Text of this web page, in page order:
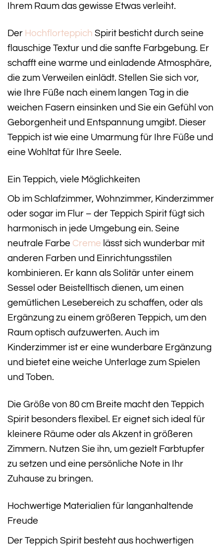
Ihrem Raum das gewisse Etwas verleiht.
Der Hochflorteppich Spirit besticht durch seine
flauschige Textur und die sanfte Farbgebung. Er
schafft eine warme und einladende Atmosphäre,
die zum Verweilen einlädt. Stellen Sie sich vor,
wie Ihre Füße nach einem langen Tag in die
weichen Fasern einsinken und Sie ein Gefühl von
Geborgenheit und Entspannung umgibt. Dieser
Teppich ist wie eine Umarmung für Ihre Füße und
eine Wohltat für Ihre Seele.
Ein Teppich, viele Möglichkeiten
Ob im Schlafzimmer, Wohnzimmer, Kinderzimmer
oder sogar im Flur – der Teppich Spirit fügt sich
harmonisch in jede Umgebung ein. Seine
neutrale Farbe Creme lässt sich wunderbar mit
anderen Farben und Einrichtungsstilen
kombinieren. Er kann als Solitär unter einem
Sessel oder Beistelltisch dienen, um einen
gemütlichen Lesebereich zu schaffen, oder als
Ergänzung zu einem größeren Teppich, um den
Raum optisch aufzuwerten. Auch im
Kinderzimmer ist er eine wunderbare Ergänzung
und bietet eine weiche Unterlage zum Spielen
und Toben.
Die Größe von 80 cm Breite macht den Teppich
Spirit besonders flexibel. Er eignet sich ideal für
kleinere Räume oder als Akzent in größeren
Zimmern. Nutzen Sie ihn, um gezielt Farbtupfer
zu setzen und eine persönliche Note in Ihr
Zuhause zu bringen.
Hochwertige Materialien für langanhaltende
Freude
Der Teppich Spirit besteht aus hochwertigen